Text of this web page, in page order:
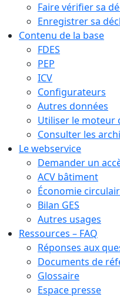
Faire vérifier sa
Enregistrer sa
Contenu de la base
FDES
PEP
ICV
Configurateurs
Autres données
Utiliser le moteur
Consulter les
Le webservice
Demander un
ACV bâtiment
Économie
Bilan GES
Autres usages
Ressources – FAQ
Réponses aux
Documents de
Glossaire
Espace presse